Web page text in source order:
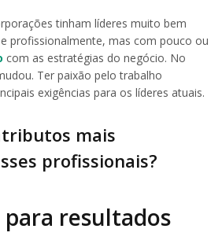
tinham líderes muito bem
profissionalmente, mas com pouco ou
com as estratégias do negócio. No
Ter paixão pelo trabalho
exigências para os líderes atuais.
mais
profissionais?
resultados